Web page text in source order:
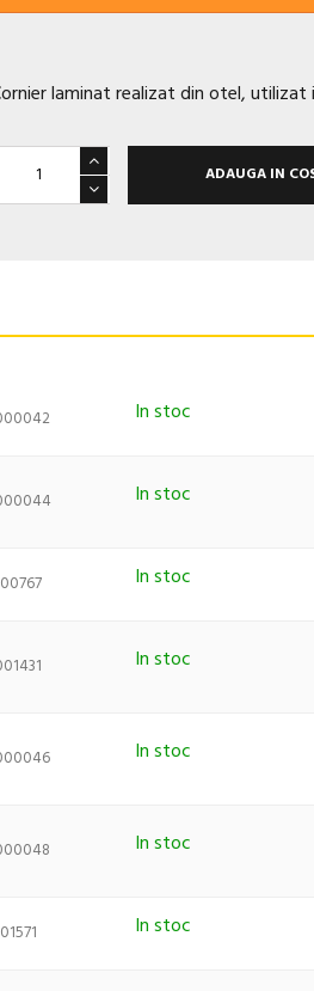
laminat realizat din otel,
ADAUGA IN
In stoc
In stoc
In stoc
In stoc
In stoc
In stoc
In stoc